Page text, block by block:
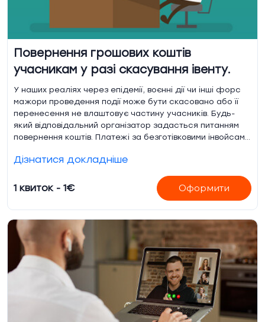
Повернення грошових коштів
учасникам у разі скасування івенту.
У наших реаліях через епідемії, воєнні дії чи інші форс
мажори проведення події може бути скасовано або її
перенесення не влаштовує частину учасників. Будь-
який відповідальний організатор задасться питанням
повернення коштів. Платежі за безготівковими інвойсами
ви приймали оплату через різні платіжні шлюзи і чекали
реквізити покупців для повернення, повернуть ь всю
або частину суми за квитки. Від вас потрібен тільки
список учасників і сума повернення. Зазвичай фінансові
компанії дозволяють повернути платежі, якщо з
моменту купівлі минуло не більше 6 місяців.
Дізнатися докладніше
1 квиток - 1€ Оформити